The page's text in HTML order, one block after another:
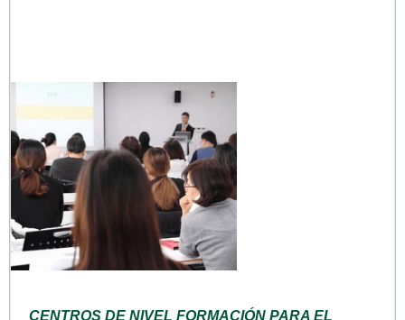
CENTROS DE NIVEL FORMACIÓN PARA EL